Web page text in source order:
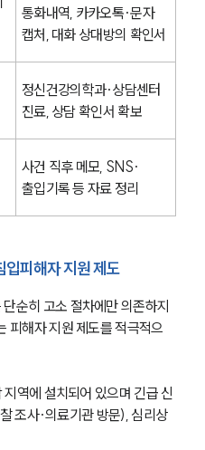
변호사
자료
도
항
로그
식
로슈어
담예약
통화내역, 카카오톡·문자
캡처, 대화 상대방의 확인서
정신건강의학과·상담센터
진료, 상담 확인서 확보
사건 직후 메모, SNS·
출입기록 등 자료 정리
피해자 지원 제도
순히 고소 절차에만 의존하지
피해자 지원 제도를 적극적으
지역에 설치되어 있으며 긴급 신
조사·의료기관 방문), 심리상